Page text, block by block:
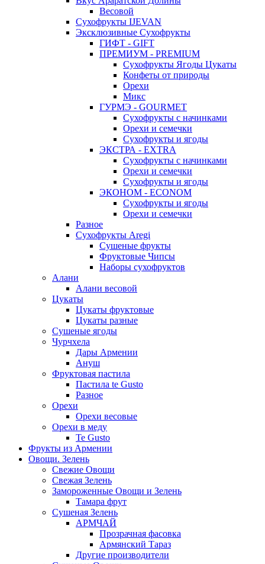
Весовой
Сухофрукты IJEVAN
Эксклюзивные Сухофрукты
ГИФТ - GIFT
ПРЕМИУМ - PREMIUM
Сухофрукты Ягоды Цукаты
Конфеты от природы
Орехи
Микс
ГУРМЭ - GOURMET
Сухофрукты с начинками
Орехи и семечки
Сухофрукты и ягоды
ЭКСТРА - EXTRA
Сухофрукты с начинками
Орехи и семечки
Сухофрукты и ягоды
ЭКОНОМ - ECONOM
Сухофрукты и ягоды
Орехи и семечки
Разное
Сухофрукты Aregi
Сушеные фрукты
Фруктовые Чипсы
Наборы сухофруктов
Алани
Алани весовой
Цукаты
Цукаты фруктовые
Цукаты разные
Сушеные ягоды
Чурчхела
Дары Армении
Ануш
Фруктовая пастила
Пастила te Gusto
Разное
Орехи
Орехи весовые
Орехи в меду
Te Gusto
Фрукты из Армении
Овощи. Зелень
Свежие Овощи
Свежая Зелень
Замороженные Овощи и Зелень
Тамара фрут
Сушеная Зелень
АРМЧАЙ
Прозрачная фасовка
Армянский Тараз
Другие производители